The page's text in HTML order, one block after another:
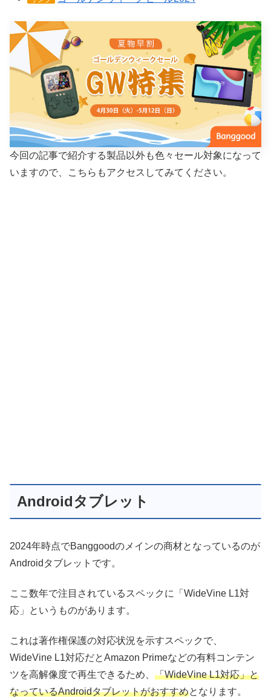
今回の記事で紹介する製品以外も色々セール対象になって
いますので、こちらもアクセスしてみてください。
Androidタブレット
2024年時点でBanggoodのメインの商材となっているのが
Androidタブレットです。
ここ数年で注目されているスペックに「WideVine L1対
応」というものがあります。
これは著作権保護の対応状況を示すスペックで、
WideVine L1対応だとAmazon Primeなどの有料コンテン
ツを高解像度で再生できるため、 「WideVine L1対応」と
なっているAndroidタブレットがおすすめとなります。